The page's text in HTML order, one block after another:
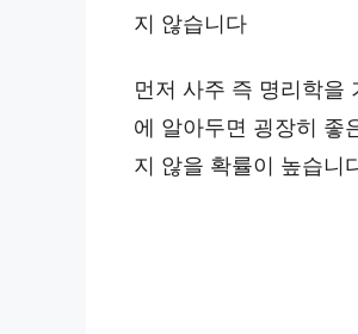
지 않습니다
먼저 사주 즉 명리학을
에 알아두면 굉장히 좋
지 않을 확률이 높습니